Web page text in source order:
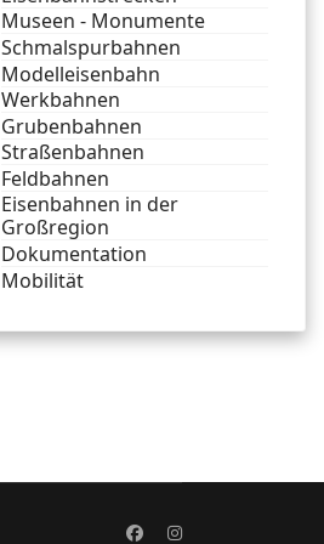
Museen - Monumente
Schmalspurbahnen
Modelleisenbahn
Werkbahnen
Grubenbahnen
Straßenbahnen
Feldbahnen
Eisenbahnen in der
Großregion
Dokumentation
Mobilität